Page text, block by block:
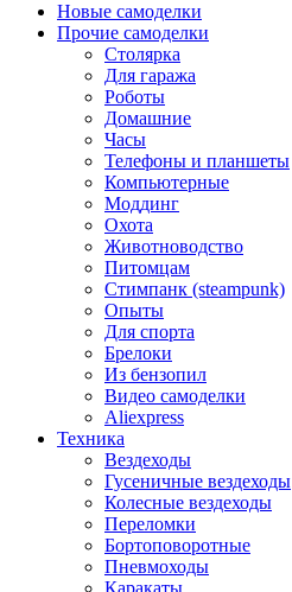
Новые самоделки
Прочие самоделки
Столярка
Для гаража
Роботы
Домашние
Часы
Телефоны и планшеты
Компьютерные
Моддинг
Охота
Животноводство
Питомцам
Стимпанк (steampunk)
Опыты
Для спорта
Брелоки
Из бензопил
Видео самоделки
Aliexpress
Техника
Вездеходы
Гусеничные вездеходы
Колесные вездеходы
Переломки
Бортоповоротные
Пневмоходы
Каракаты